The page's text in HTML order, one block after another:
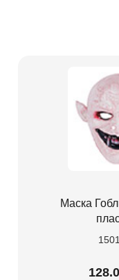
Маска